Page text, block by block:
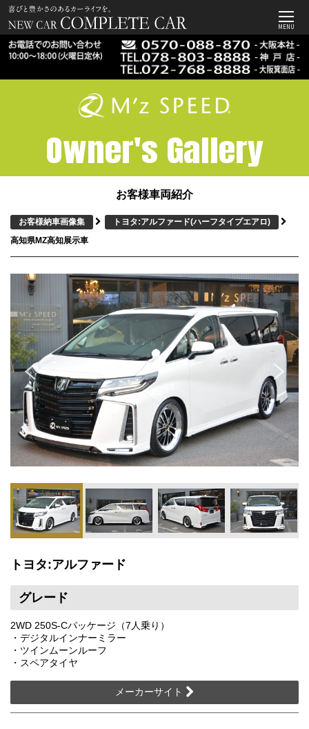
MENU
Owner's Gallery
お客様車両紹介
お客様納車画像集 トヨタ:アルファード(ハーフタイプエアロ)
高知県MZ高知展示車
トヨタ:アルファード
グレード
2WD 250S-Cパッケージ（7人乗り）
・デジタルインナーミラー
・ツインムーンルーフ
・スペアタイヤ
メーカーサイト